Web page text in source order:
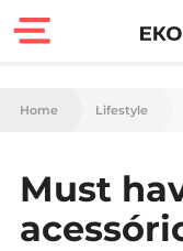
Finanças
Carreira
Home Lifestyle
Must